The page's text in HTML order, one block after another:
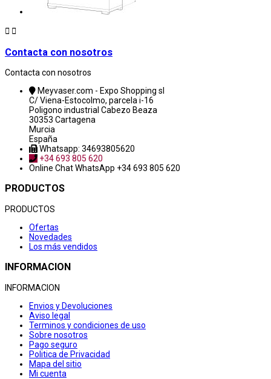
 
Contacta con nosotros
Contacta con nosotros
Meyvaser.com - Expo Shopping sl
C/ Viena-Estocolmo, parcela i-16
Poligono industrial Cabezo Beaza
30353 Cartagena
Murcia
España
Whatsapp: 34693805620
+34 693 805 620
Online ChatWhatsApp +34 693 805 620
PRODUCTOS
PRODUCTOS
Ofertas
Novedades
Los más vendidos
INFORMACION
INFORMACION
Envios y Devoluciones
Aviso legal
Terminos y condiciones de uso
Sobre nosotros
Pago seguro
Politica de Privacidad
Mapa del sitio
Mi cuenta